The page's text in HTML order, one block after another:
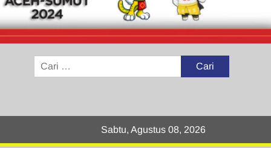
Cari
untuk:
Sabtu, Agustus 08, 2026